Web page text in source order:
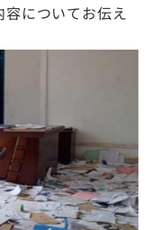
についてお伝え